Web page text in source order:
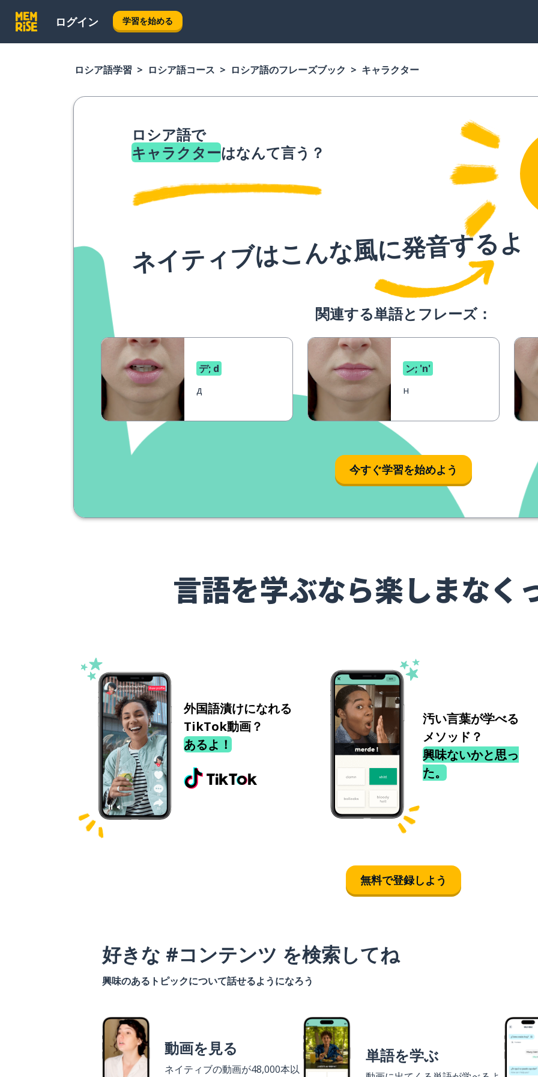
ログイン 学習を始める
ロシア語学習 ロシア語コース ロシア語のフレーズブック キャラクター
ロシア語で
キャラクターはなんて言う？
ネイティブはこんな風に発音するよ
関連する単語とフレーズ：
デ; d
д
ン; 'n'
н
今すぐ学習を始めよう
言語を学ぶなら楽しまなく
外国語漬けになれる
TikTok動画？
あるよ！
汚い言葉が学べる
メソッド？
興味ないかと思っ
た。
無料で登録しよう
好きな #コンテンツ を検索してね
興味のあるトピックについて話せるようになろう
動画を見る
ネイティブの動画が48,000本以
単語を学ぶ